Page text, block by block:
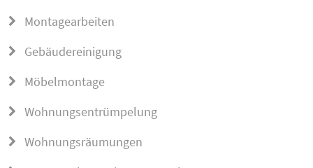
Montagearbeiten
Gebäudereinigung
Möbelmontage
Wohnungsentrümpelung
Wohnungsräumungen